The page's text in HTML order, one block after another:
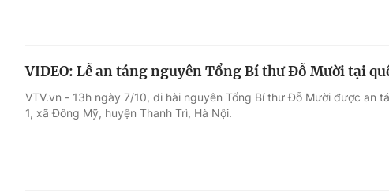
VIDEO: Lễ an táng nguyên Tổng Bí thư Đỗ Mười tại
VTV.vn - 13h ngày 7/10, di hài nguyên Tổng Bí thư Đỗ Mười được an
1, xã Đông Mỹ, huyện Thanh Trì, Hà Nội.